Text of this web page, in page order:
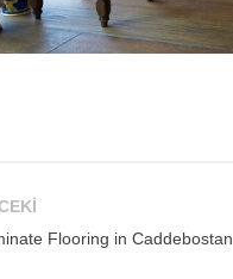
Flooring in Caddebostan